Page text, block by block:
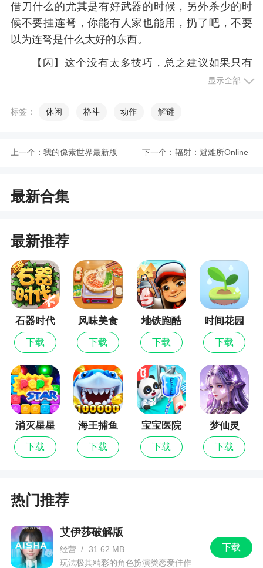
借刀什么的尤其是有好武器的时候，另外杀少的时
候不要挂连弩，你能有人家也能用，扔了吧，不要
以为连弩是什么太好的东西。
【闪】这个没有太多技巧，总之建议如果只有
【杀】和【闪】一堆的时候建议3血留下【杀】
无忧了。
一般四血武将在三血的时候都要考虑不吃，因为很
了，再有个牵羊什么的二分之一的概率是不小的。
当然你满血有桃子当然要存了，2血存桃一定要在极
的主公藏的。
【酒】很多人都是大呼一声“酒杀！”其实酒和杀
可以分开用，陆逊抓到酒也是可以联营的，最全不
用着急打，今朝有酒今朝醉先。两点伤害还是非常
可怕的，所以有时候人家挂上连弩的时候先不要着
急出闪，奸诈小人有的是，先骗你张闪然后打醉
拳，所以这时候留在最后一点体力再闪吧。当然人
家杀多的时候怎么闪也白扯。
游戏攻略
首先我们知道三国杀是一款桌游，它是卡牌游
戏。主要分为：【身份牌】，【武将牌】，【体力
牌】，【基本牌】，【锦囊牌】，【装备牌】。(下
1、接下来我们介绍一下【身份牌】。三国杀里
有4种身份，分别是：主公，忠臣，内奸，反贼。每
个玩家开始玩时都有一个身份。(别人不知道只有自
己了解)。
显示全部
标签： 休闲 格斗 动作 解谜
上一个： 我的像素世界最新版 下一个： 辐射：避难所Online
最新合集
最新推荐
石器时代
觉醒
下载
风味美食
街
下载
地铁跑酷
下载
时间花园
下载
消灭星星
全新版
下载
海王捕鱼
下载
宝宝医院
下载
梦仙灵
下载
热门推荐
下载
艾伊莎破解版
经营 / 31.62 MB
玩法极其精彩的角色扮演类恋爱佳作